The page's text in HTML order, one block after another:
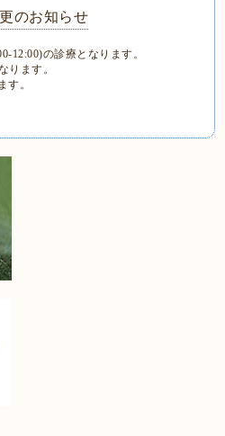
のお知らせ
12:00)の診療となります。
ります。
す。